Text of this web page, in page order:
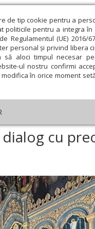
de tip cookie pentru a
politicile pentru a integra
Regulamentul (UE)
personal și privind libera
să aloci timpul necesar
ul nostru confirmi
în orice moment
omagial
și spiritualitate
din Timișoara în dialog cu
cu